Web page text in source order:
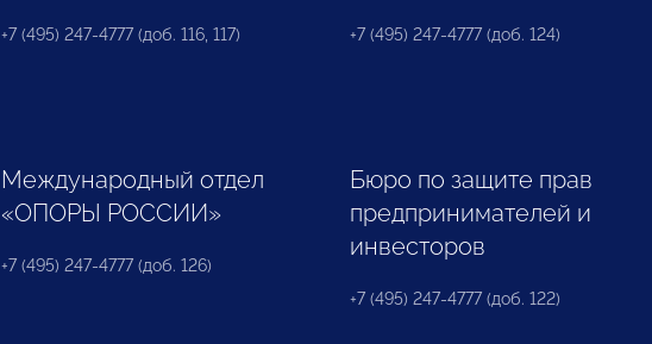
+7 (495) 247-4777 (доб. 116, 117) +7 (495) 247-4777 (доб. 124)
Международный отдел
«ОПОРЫ РОССИИ»
+7 (495) 247-4777 (доб. 126)
Бюро по защите прав
предпринимателей и
инвесторов
+7 (495) 247-4777 (доб. 122)